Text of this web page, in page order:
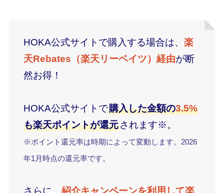
HOKA公式サイトで購入する場合は、楽
天Rebates（楽天リーベイツ）経由が断
然お得！
HOKA公式サイトで購入した金額の3.5%
も楽天ポイントが還元されます※。
※ポイント還元率は時期によって変動します。2026
年1月時点の還元率です。
さらに、紹介キャンペーンを利用して楽